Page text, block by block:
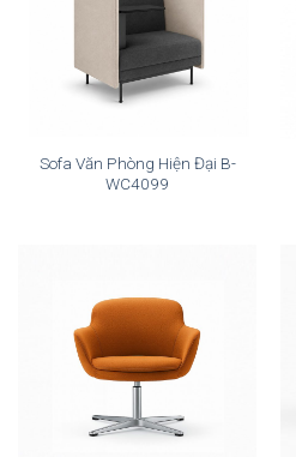
Sofa Văn Phòng Hiện Đại B-
WC4099